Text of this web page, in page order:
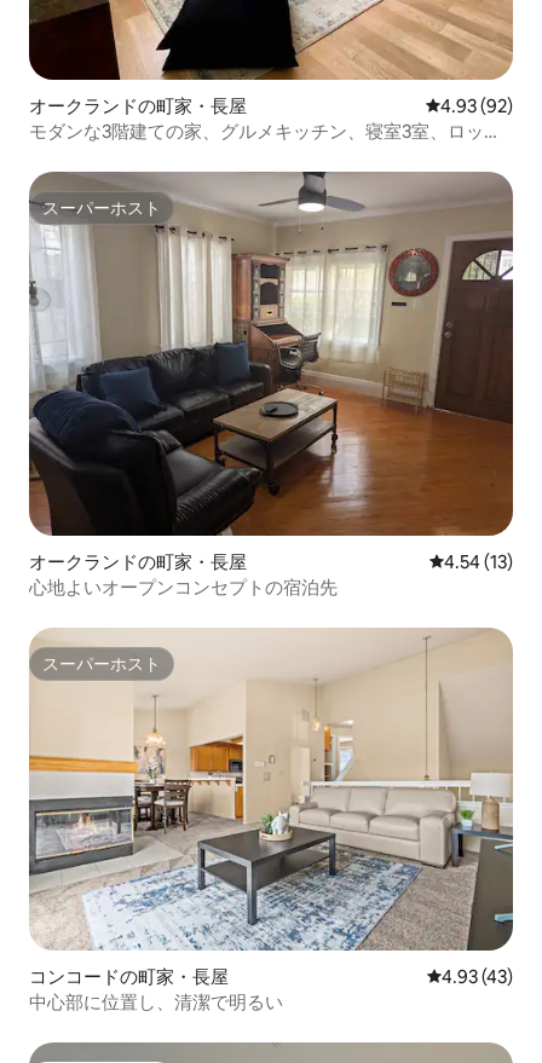
オークランドの町家・長屋 レビュー92
4.93 (92)
モダンな3階建ての家、グルメキッチン、寝室3室、ロック
スーパーホスト
スーパーホスト
オークランドの町家・長屋 レビュー13
4.54 (13)
心地よいオープンコンセプトの宿泊先
スーパーホスト
スーパーホスト
コンコードの町家・長屋 レビュー43
4.93 (43)
中心部に位置し、清潔で明るい